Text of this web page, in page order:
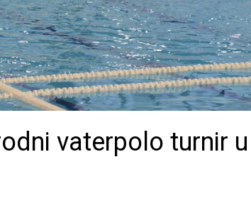
vaterpolo turnir u